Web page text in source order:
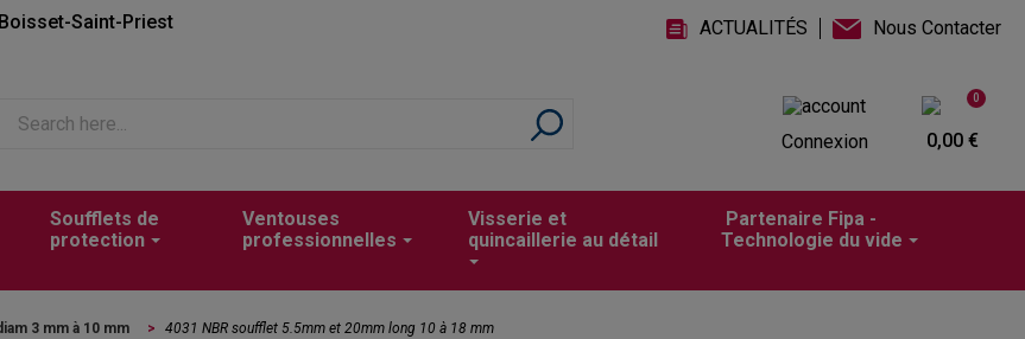
Saint-Priest ACTUALITÉS Nous Contacter
Connexion
0
0,00 €
Soufflets de
protection
Ventouses
professionnelles
Visserie et
quincaillerie au détail
Partenaire Fipa -
Technologie du vide
3 mm à 10 mm > 4031 NBR soufflet 5.5mm et 20mm long 10 à 18 mm